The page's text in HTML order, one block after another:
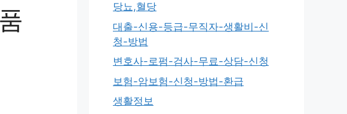
당뇨,혈당
대출-신용-등급-무직자-생활비-신
청-방법
변호사-로펌-검사-무료-상담-신청
보험-암보험-신청-방법-환급
생활정보